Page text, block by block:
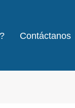
Contáctanos